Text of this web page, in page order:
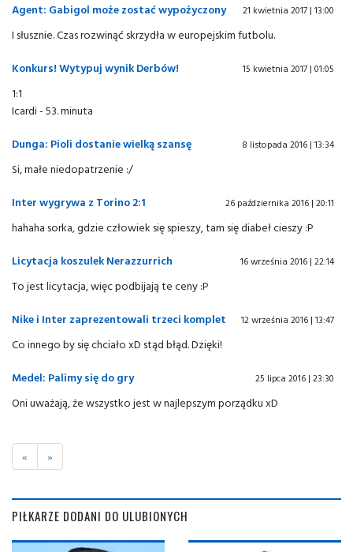
Agent: Gabigol może zostać wypożyczony 21 kwietnia 2017 | 13:00
I słusznie. Czas rozwinąć skrzydła w europejskim futbolu.
Konkurs! Wytypuj wynik Derbów!
15 kwietnia 2017 | 01:05
1:1
Icardi - 53. minuta
Dunga: Pioli dostanie wielką szansę
8 listopada 2016 | 13:34
Si, małe niedopatrzenie :/
Inter wygrywa z Torino 2:1
26 października 2016 | 20:11
hahaha sorka, gdzie człowiek się spieszy, tam się diabeł cieszy :P
Licytacja koszulek Nerazzurrich
16 września 2016 | 22:14
To jest licytacja, więc podbijają te ceny :P
Nike i Inter zaprezentowali trzeci komplet
12 września 2016 | 13:47
Co innego by się chciało xD stąd błąd. Dzięki!
Medel: Palimy się do gry
25 lipca 2016 | 23:30
Oni uważają, że wszystko jest w najlepszym porządku xD
« »
PIŁKARZE DODANI DO ULUBIONYCH